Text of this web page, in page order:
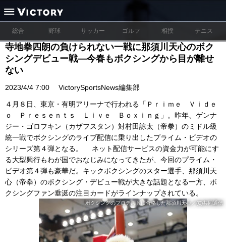
総合 野球 サッカー ゴルフ 相撲 テニス
寺地拳四朗の負けられない一戦に那須川天心のボク
シングデビュー戦―今春もボクシングから目が離せ
ない
2023/4/4 7:00 VictorySportsNews編集部
４月８日、東京・有明アリーナで行われる「Ｐｒｉｍｅ Ｖｉｄｅ
ｏ Ｐｒｅｓｅｎｔｓ Ｌｉｖｅ Ｂｏｘｉｎｇ」。昨年、ゲンナ
ジー・ゴロフキン（カザフスタン）対村田諒太（帝拳）のミドル級
統一戦でボクシングのライブ配信に乗り出したプライム・ビデオの
シリーズ第４弾となる。 ネット配信サービスの資金力が可能にす
る大型興行もわが国でおなじみになってきたが、今回のプライム・
ビデオ第４弾も豪華だ。キックボクシングのスター選手、那須川天
心（帝拳）のボクシング・デビュー戦が大きな話題となる一方、ボ
クシングファン垂涎の注目カードがラインナップされている。
ボクシングのプロテストに合格した那須川天心／(C)共同通信